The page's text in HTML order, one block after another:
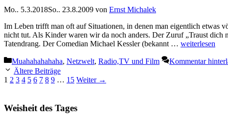
Mo.. 5.3.2018So.. 23.8.2009 von Ernst Michalek
Im Leben trifft man oft auf Situationen, in denen man eigentlich etwas
nicht tut. Als Kinder waren wir da noch anders. Der Zuruf „Traust dich
Tatendrang. Der Comedian Michael Kessler (bekannt … weiterlesen
Kategorien
Muahahahahaha, Netzwelt, Radio,TV und Film
Kommentar
Ältere Beiträge
Seite
1 Seite
2 Seite
3 Seite
4 Seite
5 Seite
6 Seite
7 Seite
8 Seite
9 … Seite
15 Weiter →
Weisheit des Tages